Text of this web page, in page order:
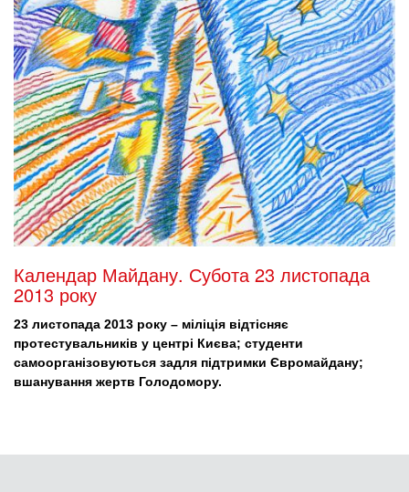
Календар Майдану. Субота 23 листопада
2013 року
23 листопада 2013 року – міліція відтісняє
протестувальників у центрі Києва; студенти
самоорганізовуються задля підтримки Євромайдану;
вшанування жертв Голодомору.